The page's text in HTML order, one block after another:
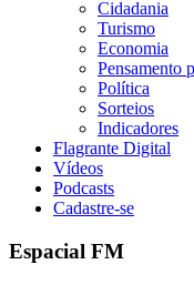
Cidadania
Turismo
Economia
Pensamento
Política
Sorteios
Indicadores
Flagrante Digital
Vídeos
Podcasts
Cadastre-se
Espacial FM